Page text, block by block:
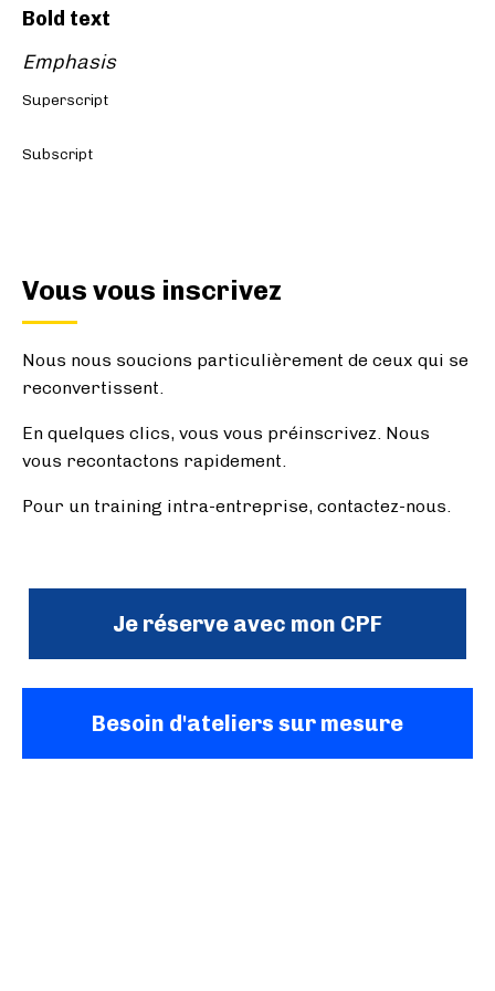
Bold text
Emphasis
Superscript
Subscript
Vous vous inscrivez
Nous nous soucions particulièrement de ceux qui se
reconvertissent.
En quelques clics, vous vous préinscrivez. Nous
vous recontactons rapidement.
Pour un training intra-entreprise, contactez-nous.
Je réserve avec mon CPF
Besoin d'ateliers sur mesure